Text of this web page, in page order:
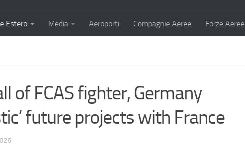
Estero Media Aeroporti Compagnie Aeree Forze Aeree
of FCAS fighter, Germany
future projects with France